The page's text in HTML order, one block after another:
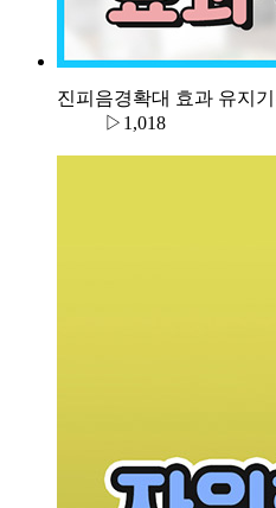
진피음경확대 효과 유지
▷1,018